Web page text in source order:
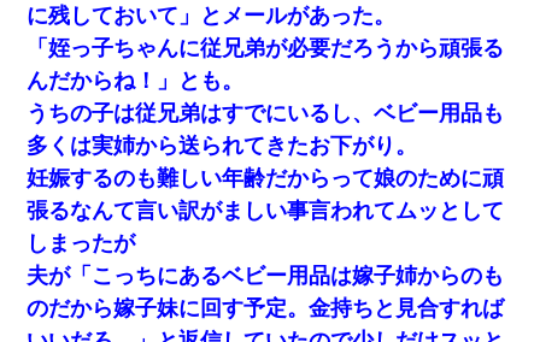
に残しておいて」とメールがあった。
「姪っ子ちゃんに従兄弟が必要だろうから頑張る
んだからね！」とも。
うちの子は従兄弟はすでにいるし、ベビー用品も
多くは実姉から送られてきたお下がり。
妊娠するのも難しい年齢だからって娘のために頑
張るなんて言い訳がましい事言われてムッとして
しまったが
夫が「こっちにあるベビー用品は嫁子姉からのも
のだから嫁子妹に回す予定。金持ちと見合すれば